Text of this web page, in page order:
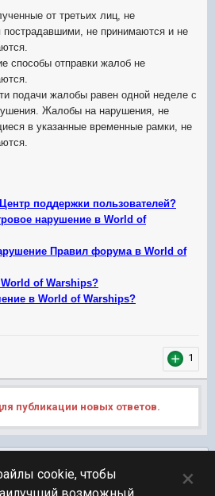
от третьих лиц, не
не принимаются и не
способы отправки жалоб не
подачи жалобы равен одной неделе с
Жалобы на нарушения, не
в указанные временные рамки, не
поддержки пользователей?
нарушение в World of
Правил форума в World of
of Warships?
в World of Warships?
1
публикации новых ответов.
cookie, чтобы
×